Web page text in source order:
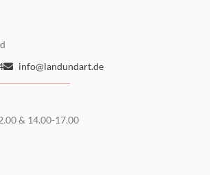
info@landundart.de
& 14.00-17.00